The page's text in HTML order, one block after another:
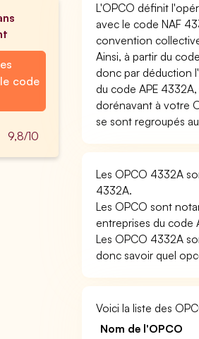
code
9,8/10
L'OPCO définit
avec le code NAF
convention
Ainsi, à partir du
donc par déduction
du code APE
dorénavant à votre
se sont regroupés
Les OPCO 4332A
4332A.
Les OPCO sont
entreprises du code
Les OPCO 4332A
donc savoir quel
Voici la liste des
Nom de l'OPCO